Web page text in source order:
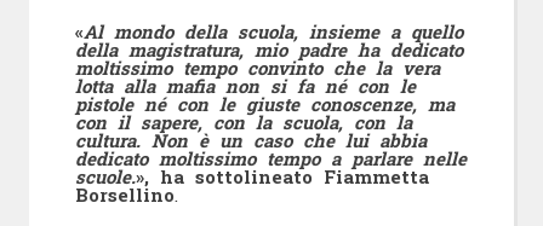
«Al mondo della scuola, insieme a quello
della magistratura, mio padre ha dedicato
moltissimo tempo convinto che la vera
lotta alla mafia non si fa né con le
pistole né con le giuste conoscenze, ma
con il sapere, con la scuola, con la
cultura. Non è un caso che lui abbia
dedicato moltissimo tempo a parlare nelle
scuole.», ha sottolineato Fiammetta
Borsellino.